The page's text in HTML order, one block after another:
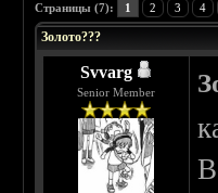
Страницы (7): 1 2 3 4
Золото???
Svvarg
Senior Member